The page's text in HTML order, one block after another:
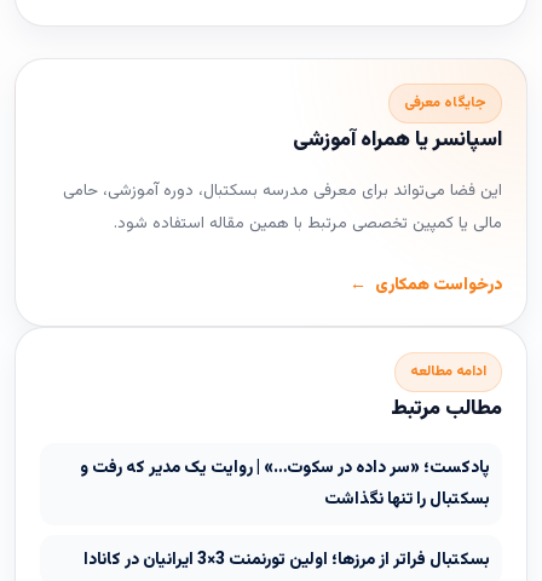
جایگاه معرفی
اسپانسر یا همراه آموزشی
این فضا می‌تواند برای معرفی مدرسه بسکتبال، دوره آموزشی، حامی
مالی یا کمپین تخصصی مرتبط با همین مقاله استفاده شود.
درخواست همکاری
ادامه مطالعه
مطالب مرتبط
پادکست؛ «سر داده در سکوت…» | روایت یک مدیر که رفت و
بسکتبال را تنها نگذاشت
بسکتبال فراتر از مرزها؛ اولین تورنمنت 3×3 ایرانیان در کانادا